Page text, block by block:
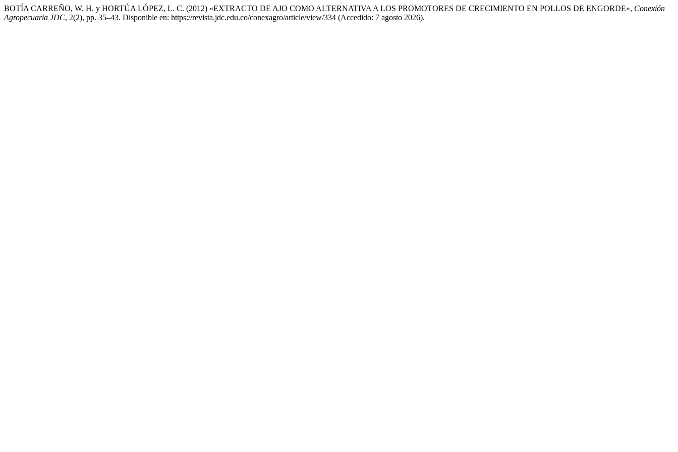
BOTÍA CARREÑO, W. H. y HORTÚA LÓPEZ, L. C. (2012) «EXTRACTO DE AJO COMO ALTERNATIVA A LOS PROMOTORES DE CRECIMIENTO EN POLLOS DE ENGORDE», Conexión
Agropecuaria JDC, 2(2), pp. 35–43. Disponible en: https://revista.jdc.edu.co/conexagro/article/view/334 (Accedido: 7 agosto 2026).